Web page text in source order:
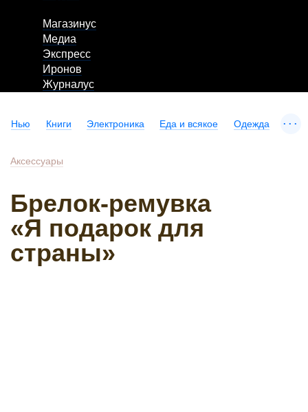
Магазинус
Медиа
Экспресс
Иронов
Журналус
Нью Книги Электроника Еда и всякое Одежда ...
Аксессуары
Брелок-ремувка
«Я подарок для
страны»